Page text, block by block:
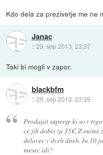
Kdo dela za prezivetje me ne
Janac
::29. sep 2013, 23:37
Taki bi mogli v zapor.
blackbfm
::29. sep 2013, 23:39
Prodajat superge ki so v
ce jih dobis za 35€. Z enimi
delavec v dveh dneh. In 10
mesec ali?